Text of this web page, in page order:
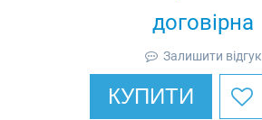
договірна
Залишити відгук
КУПИТИ